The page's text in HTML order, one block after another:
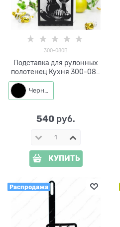
300-080B
Подставка для рулонных
полотенец Кухня 300-080
металл
Черный
540 руб.
КУПИТЬ
Распродажа